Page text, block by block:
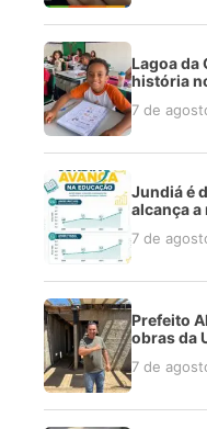
Lagoa da
história
7 de
Jundiá é
alcança
7 de
Prefeito
obras da
7 de